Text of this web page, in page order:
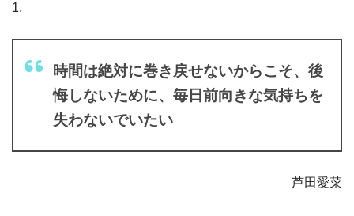
1.
時間は絶対に巻き戻せないからこそ、後
悔しないために、毎日前向きな気持ちを
失わないでいたい
芦田愛菜